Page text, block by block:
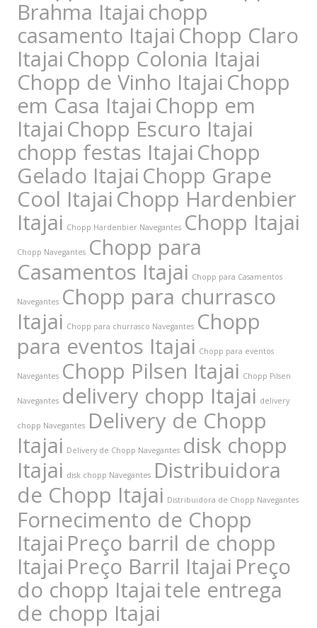
Brahma Itajai chopp
casamento Itajai Chopp Claro
Itajai Chopp Colonia Itajai
Chopp de Vinho Itajai Chopp
em Casa Itajai Chopp em
Itajai Chopp Escuro Itajai
chopp festas Itajai Chopp
Gelado Itajai Chopp Grape
Cool Itajai Chopp Hardenbier
Itajai Chopp Hardenbier Navegantes Chopp Itajai
Chopp Navegantes Chopp para
Casamentos Itajai Chopp para Casamentos
Navegantes Chopp para churrasco
Itajai Chopp para churrasco Navegantes Chopp
para eventos Itajai Chopp para eventos
Navegantes Chopp Pilsen Itajai Chopp Pilsen
Navegantes delivery chopp Itajai delivery
chopp Navegantes Delivery de Chopp
Itajai Delivery de Chopp Navegantes disk chopp
Itajai disk chopp Navegantes Distribuidora
de Chopp Itajai Distribuidora de Chopp Navegantes
Fornecimento de Chopp
Itajai Preço barril de chopp
Itajai Preço Barril Itajai Preço
do chopp Itajaitele entrega
de chopp Itajai